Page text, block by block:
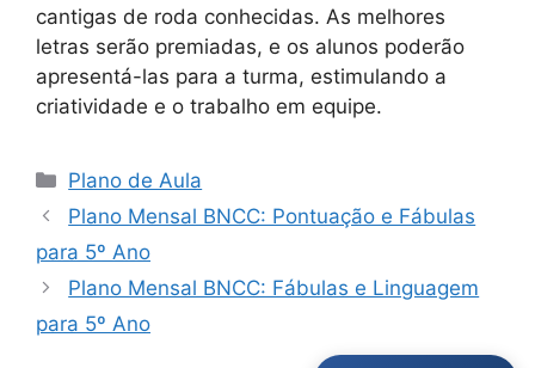
cantigas de roda conhecidas. As melhores
letras serão premiadas, e os alunos poderão
apresentá-las para a turma, estimulando a
criatividade e o trabalho em equipe.
Categorias
Plano de Aula
Plano Mensal BNCC: Pontuação e Fábulas
para 5º Ano
Plano Mensal BNCC: Fábulas e Linguagem
para 5º Ano